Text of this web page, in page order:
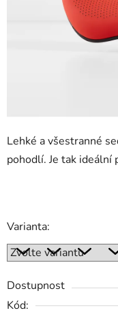
Lehké a všestranné
pohodlí. Je tak ideální
Varianta:
Dostupnost
Kód: